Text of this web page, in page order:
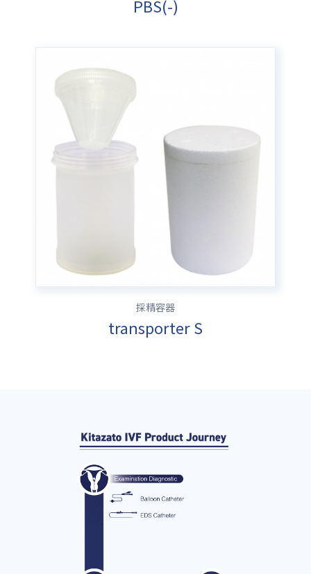
PBS(-)
採精容器
transporter S